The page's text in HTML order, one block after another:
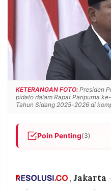
BERITA
WARGA
INFORMASI KIRIM
TULISAN
PENGADUAN TERM
OF
SERVICE
IKUTI
KETERANGAN FOTO: Presiden
pidato dalam Rapat Paripurna
Tahun Sidang 2025-2026 di
Poin Penting(3)
pengusaha juga
, Jakarta